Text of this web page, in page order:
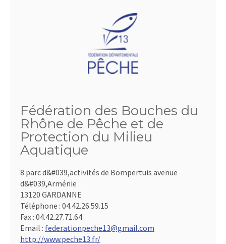
Fédération des Bouches du
Rhône de Pêche et de
Protection du Milieu
Aquatique
8 parc d&#039,activités de Bompertuis avenue
d&#039,Arménie
13120 GARDANNE
Téléphone : 04.42.26.59.15
Fax : 04.42.27.71.64
Email : federationpeche13@gmail.com
http://www.peche13.fr/